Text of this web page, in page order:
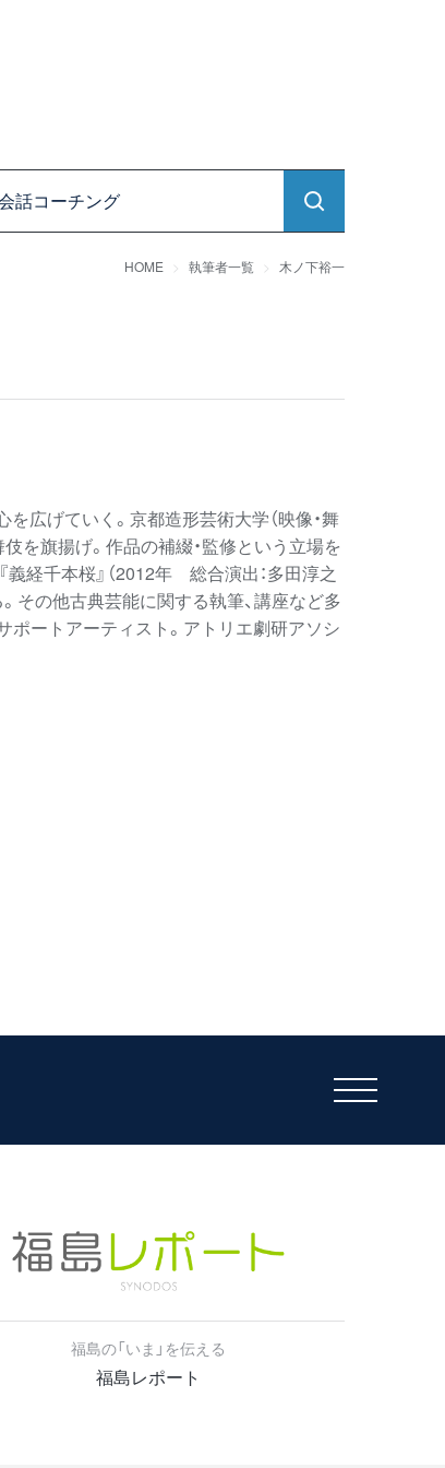
話コーチング
HOME 執筆者一覧 木ノ下裕一
広げていく。京都造形芸術大学（映像・舞
を旗揚げ。作品の補綴・監修という立場を
経千本桜』（2012年 総合演出：多田淳之
。その他古典芸能に関する執筆、講座など多
ートアーティスト。アトリエ劇研アソシ
福島の「いま」を伝える
福島レポート